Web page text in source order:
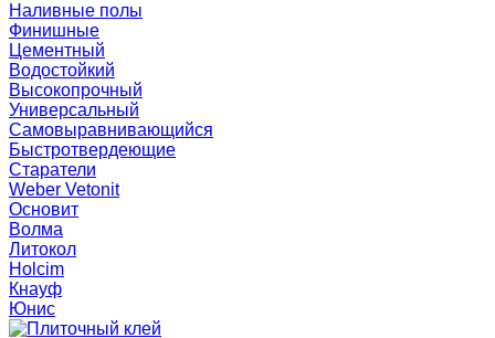
Наливные полы
Финишные
Цементный
Водостойкий
Высокопрочный
Универсальный
Самовыравнивающийся
Быстротвердеющие
Старатели
Weber Vetonit
Основит
Волма
Литокол
Holcim
Кнауф
Юнис